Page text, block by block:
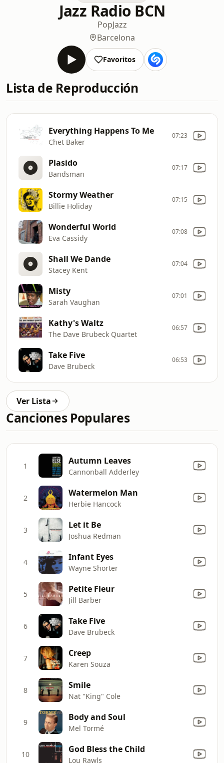
Jazz Radio BCN
PopJazz
Barcelona
Favoritos
Lista de Reproducción
Everything Happens To Me
Chet Baker
07:23
Plasido
Bandsman
07:17
Stormy Weather
Billie Holiday
07:15
Wonderful World
Eva Cassidy
07:08
Shall We Dande
Stacey Kent
07:04
Misty
Sarah Vaughan
07:01
Kathy's Waltz
The Dave Brubeck Quartet
06:57
Take Five
Dave Brubeck
06:53
Ver Lista
Canciones Populares
1 Autumn Leaves
Cannonball Adderley
2 Watermelon Man
Herbie Hancock
3 Let it Be
Joshua Redman
4 Infant Eyes
Wayne Shorter
5 Petite Fleur
Jill Barber
6 Take Five
Dave Brubeck
7 Creep
Karen Souza
8 Smile
Nat "King" Cole
9 Body and Soul
Mel Tormé
10 God Bless the Child
Lou Rawls